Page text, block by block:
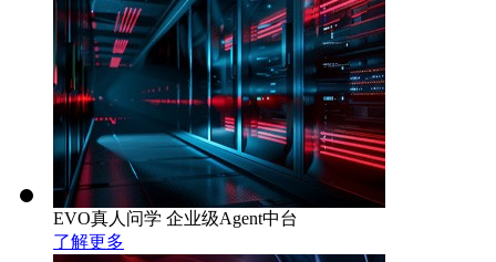
EVO真人问学 企业级Agent中台
了解更多